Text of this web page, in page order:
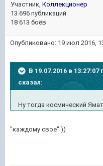
Участник, Коллекционер
13 696 публикаций
18 613 боёв
Опубликовано: 19 июл 2016,
В 19.07.2016 в
сказал:
Ну тогда космический
"каждому свое" ))